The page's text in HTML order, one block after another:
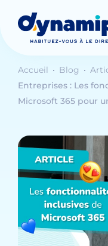
Accueil Blog
Entreprises : Les
Microsoft 365 pour